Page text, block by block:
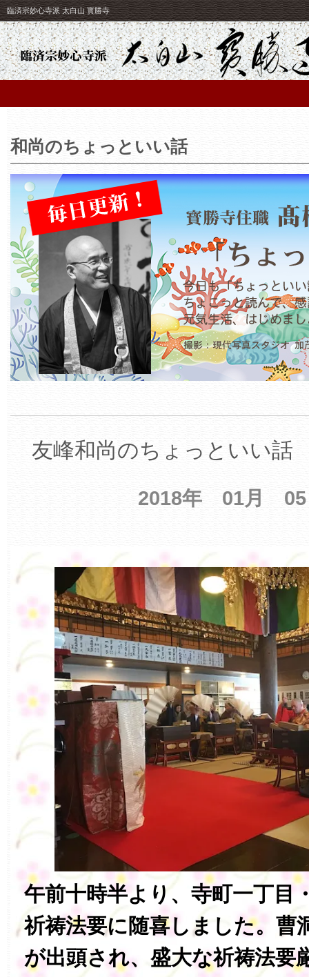
臨済宗妙心寺派 太白山 寳勝寺
和尚のちょっといい話
友峰和尚のちょっといい話
2018年 01月
午前十時半より、寺町一丁目
祈祷法要に随喜しました。曹
が出頭され、盛大な祈祷法要